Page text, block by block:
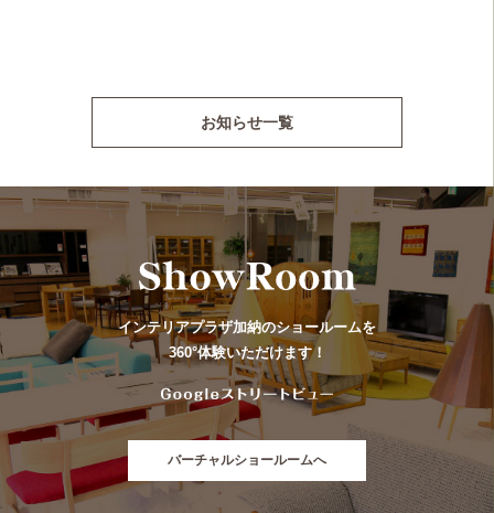
お知らせ一覧
インテリアプラザ加納のショールームを
360°体験いただけます！
バーチャルショールームへ